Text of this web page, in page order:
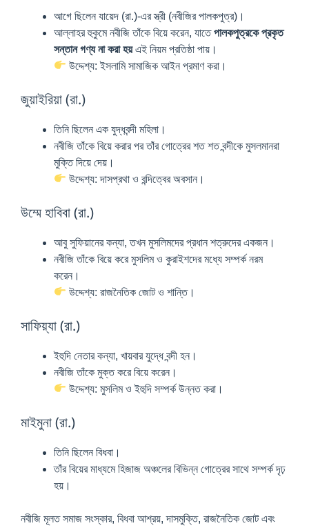
আগে ছিলেন যায়েদ (রা.)-এর স্ত্রী (নবীজির পালকপুত্র)।
আল্লাহর হুকুমে নবীজি তাঁকে বিয়ে করেন, যাতেপালকপুত্রকে প্রকৃত
সন্তান গণ্য না করা হয়এই নিয়ম প্রতিষ্ঠা পায়।
উদ্দেশ্য: ইসলামি সামাজিক আইন প্রমাণ করা।
জুয়াইরিয়া (রা.)
তিনি ছিলেন এক যুদ্ধবন্দী মহিলা।
নবীজি তাঁকে বিয়ে করার পর তাঁর গোত্রের শত শত বন্দীকে মুসলমানরা
মুক্তি দিয়ে দেয়।
উদ্দেশ্য: দাসপ্রথা ও বন্দিত্বের অবসান।
উম্মে হাবিবা (রা.)
আবু সুফিয়ানের কন্যা, তখন মুসলিমদের প্রধান শত্রুদের একজন।
নবীজি তাঁকে বিয়ে করে মুসলিম ও কুরাইশদের মধ্যে সম্পর্ক নরম
করেন।
উদ্দেশ্য: রাজনৈতিক জোট ও শান্তি।
সাফিয়্যা (রা.)
ইহুদি নেতার কন্যা, খায়বার যুদ্ধে বন্দী হন।
নবীজি তাঁকে মুক্ত করে বিয়ে করেন।
উদ্দেশ্য: মুসলিম ও ইহুদি সম্পর্ক উন্নত করা।
মাইমুনা (রা.)
তিনি ছিলেন বিধবা।
তাঁর বিয়ের মাধ্যমে হিজাজ অঞ্চলের বিভিন্ন গোত্রের সাথে সম্পর্ক দৃঢ়
হয়।
নবীজি মূলত সমাজ সংস্কার, বিধবা আশ্রয়, দাসমুক্তি, রাজনৈতিক জোট এবং